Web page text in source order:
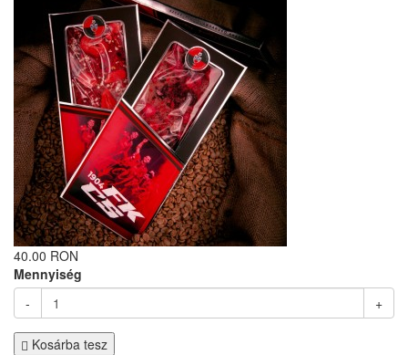
40.00 RON
Mennyiség
-
+
Kosárba tesz